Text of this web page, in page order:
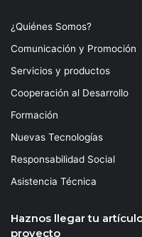
¿Quiénes Somos?
Comunicación y Promoción
Servicios y productos
Cooperación al Desarrollo
Formación
Nuevas Tecnologías
Responsabilidad Social
Asistencia Técnica
Haznos llegar tu
proyecto